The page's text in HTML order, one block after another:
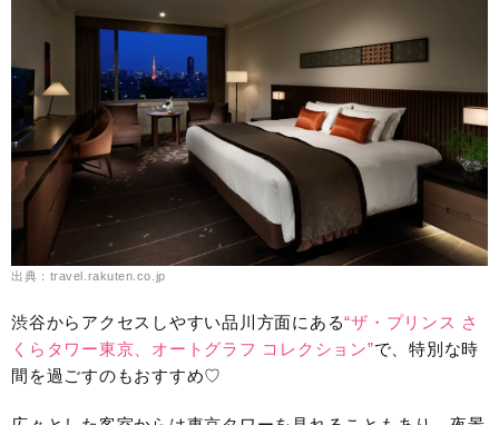
出典：travel.rakuten.co.jp
渋谷からアクセスしやすい品川方面にある“ザ・プリンス さ
くらタワー東京、オートグラフ コレクション”で、特別な時
間を過ごすのもおすすめ♡